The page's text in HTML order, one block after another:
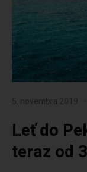
5. novembra 2019
Leť do
teraz od